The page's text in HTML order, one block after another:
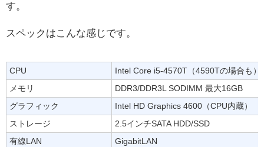
す。
スペックはこんな感じです。
CPU
Intel Core i5-4570T（4590Tの場合も）
メモリ
DDR3/DDR3L SODIMM 最大16GB
グラフィック
Intel HD Graphics 4600（CPU内蔵）
ストレージ
2.5インチSATA HDD/SSD
有線LAN
GigabitLAN